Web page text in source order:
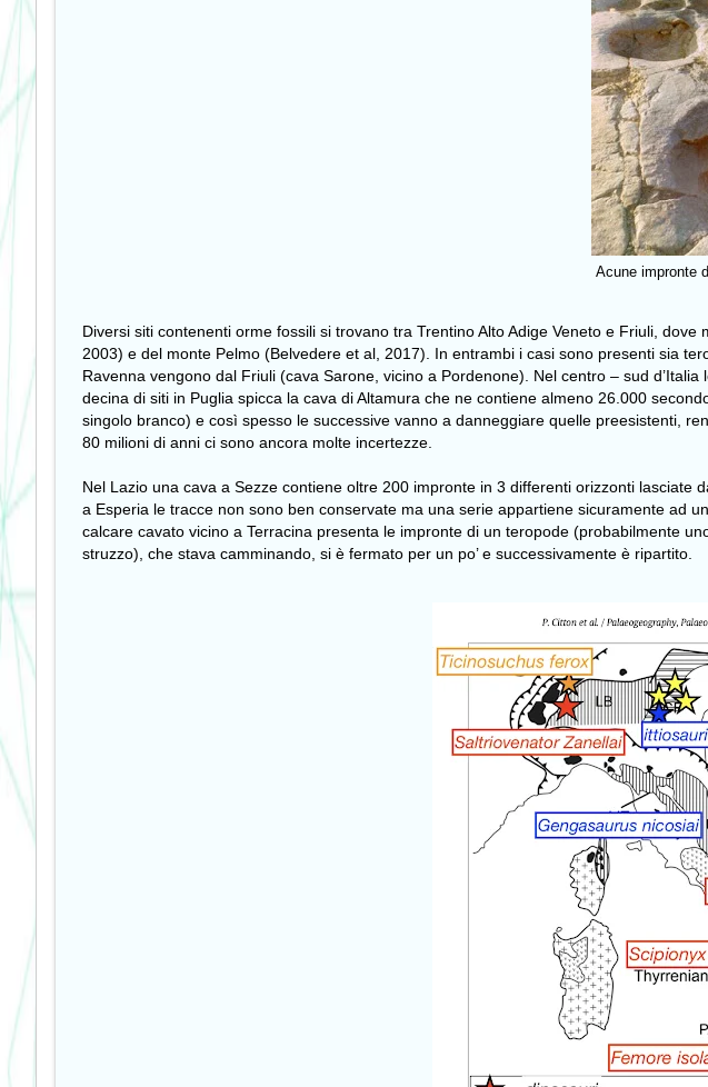
Acune impronte
Diversi siti contenenti orme fossili si trovano tra Trentino Alto Adige Veneto e Friuli,
2003) e del monte Pelmo (Belvedere et al, 2017). In entrambi i casi sono presenti sia
Ravenna vengono dal Friuli (cava Sarone , vicino a Pordenone). Nel centro – sud
decina di siti in Puglia spicca la cava di Altamura che ne contiene almeno 26.000
singolo branco) e così spesso le successive vanno a danneggiare quelle preesistenti,
80 milioni di anni ci sono ancora molte incertezze.
Nel Lazio una cava a Sezze contiene oltre 200 impronte in 3 differenti orizzonti lasciate
a Esperia le tracce non sono ben conservate ma una serie appartiene sicuramente ad
calcare cavato vicino a Terracina presenta le impronte di un teropode (probabilmente
struzzo), che stava camminando, si è fermato per un po’ e successivamente è ripartito.